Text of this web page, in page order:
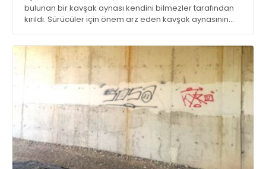
bulunan bir kavşak aynası kendini bilmezler tarafından
kırıldı. Sürücüler için önem arz eden kavşak aynasının